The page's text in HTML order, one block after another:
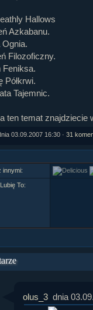
Hallows
Azkabanu.
Filozoficzny.
Feniksa.
Półkrwi.
Tajemnic.
ten temat znajdziecie
03.09.2007 16:30 ·31
innymi:
To:
olus_3 dnia